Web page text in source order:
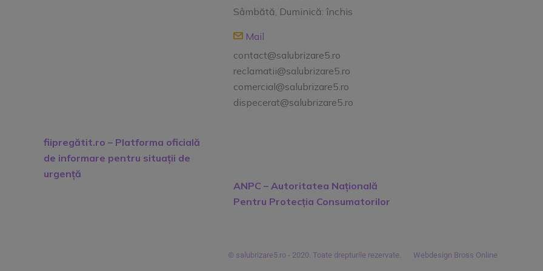
Sâmbătă, Duminică: închis
Mail
contact@salubrizare5.ro
reclamatii@salubrizare5.ro
comercial@salubrizare5.ro
dispecerat@salubrizare5.ro
fiipregătit.ro – Platforma oficială
de informare pentru situații de
urgență
ANPC – Autoritatea Națională
Pentru Protecția Consumatorilor
© salubrizare5.ro - 2020. Toate drepturile rezervate. Webdesign Bross Online